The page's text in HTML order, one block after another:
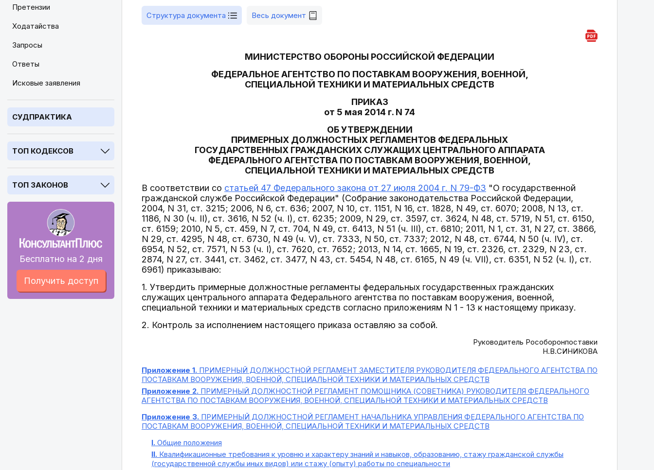
Претензии
Ходатайства
Запросы
Ответы
Исковые заявления
СУДПРАКТИКА
ТОП КОДЕКСОВ
ТОП ЗАКОНОВ
Бесплатно на 2 дня
Получить доступ
Структура документа Весь документ
МИНИСТЕРСТВО ОБОРОНЫ РОССИЙСКОЙ ФЕДЕРАЦИИ
ФЕДЕРАЛЬНОЕ АГЕНТСТВО ПО ПОСТАВКАМ ВООРУЖЕНИЯ, ВОЕННОЙ,
СПЕЦИАЛЬНОЙ ТЕХНИКИ И МАТЕРИАЛЬНЫХ СРЕДСТВ
ПРИКАЗ
от 5 мая 2014 г. N 74
ОБ УТВЕРЖДЕНИИ
ПРИМЕРНЫХ ДОЛЖНОСТНЫХ РЕГЛАМЕНТОВ ФЕДЕРАЛЬНЫХ
ГОСУДАРСТВЕННЫХ ГРАЖДАНСКИХ СЛУЖАЩИХ ЦЕНТРАЛЬНОГО АППАРАТА
ФЕДЕРАЛЬНОГО АГЕНТСТВА ПО ПОСТАВКАМ ВООРУЖЕНИЯ, ВОЕННОЙ,
СПЕЦИАЛЬНОЙ ТЕХНИКИ И МАТЕРИАЛЬНЫХ СРЕДСТВ
В соответствии со статьей 47 Федерального закона от 27 июля 2004 г. N 79-ФЗ "О государственной
гражданской службе Российской Федерации" (Собрание законодательства Российской Федерации,
2004, N 31, ст. 3215; 2006, N 6, ст. 636; 2007, N 10, ст. 1151, N 16, ст. 1828, N 49, ст. 6070; 2008, N 13, ст.
1186, N 30 (ч. II), ст. 3616, N 52 (ч. I), ст. 6235; 2009, N 29, ст. 3597, ст. 3624, N 48, ст. 5719, N 51, ст. 6150,
ст. 6159; 2010, N 5, ст. 459, N 7, ст. 704, N 49, ст. 6413, N 51 (ч. III), ст. 6810; 2011, N 1, ст. 31, N 27, ст. 3866,
N 29, ст. 4295, N 48, ст. 6730, N 49 (ч. V), ст. 7333, N 50, ст. 7337; 2012, N 48, ст. 6744, N 50 (ч. IV), ст.
6954, N 52, ст. 7571, N 53 (ч. I), ст. 7620, ст. 7652; 2013, N 14, ст. 1665, N 19, ст. 2326, ст. 2329, N 23, ст.
2874, N 27, ст. 3441, ст. 3462, ст. 3477, N 43, ст. 5454, N 48, ст. 6165, N 49 (ч. VII), ст. 6351, N 52 (ч. I), ст.
6961) приказываю:
1. Утвердить примерные должностные регламенты федеральных государственных гражданских
служащих центрального аппарата Федерального агентства по поставкам вооружения, военной,
специальной техники и материальных средств согласно приложениям N 1 - 13 к настоящему приказу.
2. Контроль за исполнением настоящего приказа оставляю за собой.
Руководитель Рособоронпоставки
Н.В.СИНИКОВА
Приложение 1. ПРИМЕРНЫЙ ДОЛЖНОСТНОЙ РЕГЛАМЕНТ ЗАМЕСТИТЕЛЯ РУКОВОДИТЕЛЯ ФЕДЕРАЛЬНОГО АГЕНТСТВА ПО
ПОСТАВКАМ ВООРУЖЕНИЯ, ВОЕННОЙ, СПЕЦИАЛЬНОЙ ТЕХНИКИ И МАТЕРИАЛЬНЫХ СРЕДСТВ
Приложение 2. ПРИМЕРНЫЙ ДОЛЖНОСТНОЙ РЕГЛАМЕНТ ПОМОЩНИКА (СОВЕТНИКА) РУКОВОДИТЕЛЯ ФЕДЕРАЛЬНОГО
АГЕНТСТВА ПО ПОСТАВКАМ ВООРУЖЕНИЯ, ВОЕННОЙ, СПЕЦИАЛЬНОЙ ТЕХНИКИ И МАТЕРИАЛЬНЫХ СРЕДСТВ
Приложение 3. ПРИМЕРНЫЙ ДОЛЖНОСТНОЙ РЕГЛАМЕНТ НАЧАЛЬНИКА УПРАВЛЕНИЯ ФЕДЕРАЛЬНОГО АГЕНТСТВА ПО
ПОСТАВКАМ ВООРУЖЕНИЯ, ВОЕННОЙ, СПЕЦИАЛЬНОЙ ТЕХНИКИ И МАТЕРИАЛЬНЫХ СРЕДСТВ
I. Общие положения
II. Квалификационные требования к уровню и характеру знаний и навыков, образованию, стажу гражданской службы
(государственной службы иных видов) или стажу (опыту) работы по специальности